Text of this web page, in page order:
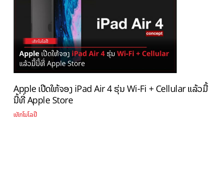
Apple ເປີດໃຫ້ຈອງ iPad Air 4 ຮຸ່ນ Wi-Fi + Cellular ແລ້ວມື້
ນີ້ທີ່ Apple Store
ເທັກໂນໂລຢີ